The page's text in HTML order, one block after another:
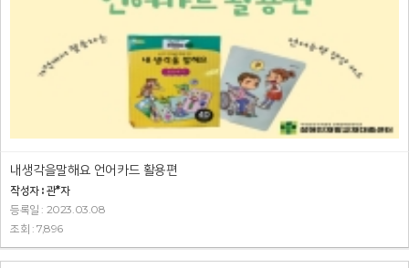
내생각을말해요 언어카드 활용편
작성자 : 관*자
등록일 : 2023.03.08
조회 : 7,896